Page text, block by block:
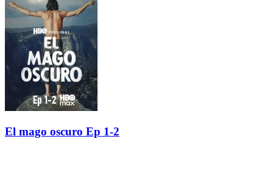
El mago oscuro Ep 1-2